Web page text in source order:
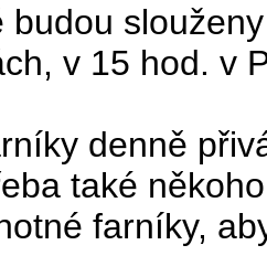
budou
v 15 hod. v
denně
také
farníky,